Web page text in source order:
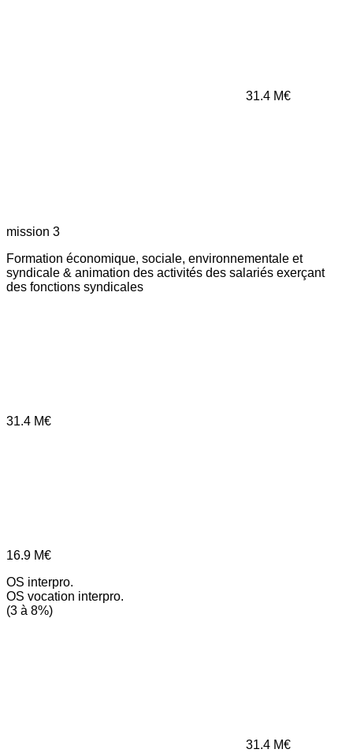
31.4 M€
mission 3
Formation économique, sociale, environnementale et
syndicale & animation des activités des salariés exerçant
des fonctions syndicales
31.4 M€
16.9 M€
OS interpro.
OS vocation interpro.
(3 à 8%)
31.4 M€